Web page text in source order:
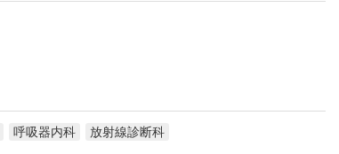
呼吸器内科 放射線診断科